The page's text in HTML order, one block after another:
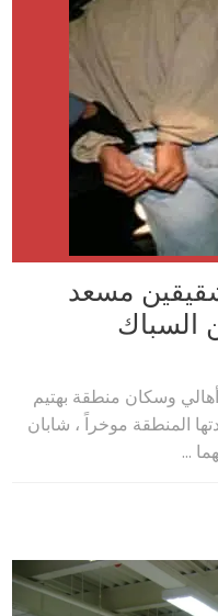
مسعد
السباك
أهالي وسكان منطقة بهتيم
المنطقة موخراً ، شابان
...